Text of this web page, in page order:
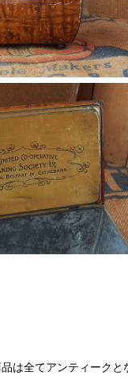
は全てアンティーク